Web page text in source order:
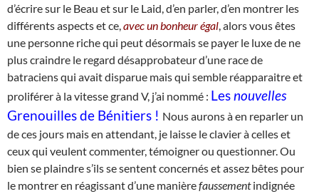
d’écrire sur le Beau et sur le Laid, d’en parler, d’en montrer les
différents aspects et ce, avec un bonheur égal , alors vous êtes
une personne riche qui peut désormais se payer le luxe de ne
plus craindre le regard désapprobateur d’une race de
batraciens qui avait disparue mais qui semble réapparaitre et
proliférer à la vitesse grand V, j’ai nommé : Lesnouvelles
Grenouilles de Bénitiers ! Nous aurons à en reparler un
de ces jours mais en attendant, je laisse le clavier à celles et
ceux qui veulent commenter, témoigner ou questionner. Ou
bien se plaindre s’ils se sentent concernés et assez bêtes pour
le montrer en réagissant d’une manièrefaussementindignée